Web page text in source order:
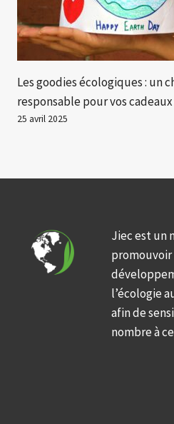
Les goodies écologiques : un
responsable pour vos
25 avril 2025
Jiec est un
promouvoir
l’écologie
afin de
nombre à